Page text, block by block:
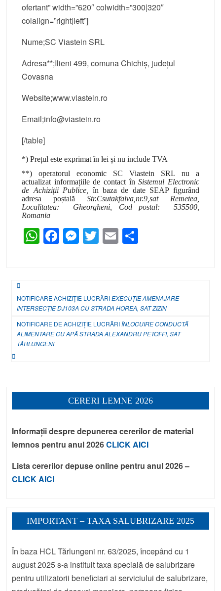
ofertant” width=”620″ colwidth=”300|320″
colalign=”right|left”]
Nume;SC Viastein SRL
Adresa**;Ilieni 499, comuna Chichiș, județul
Covasna
Website;www.viastein.ro
Email;info@viastein.ro
[/table]
*) Prețul este exprimat în lei și nu include TVA
**) operatorul economic SC Viastein SRL nu a
actualizat informațiile de contact înSistemul Electronic
de Achiziții Publice,în baza de date SEAP figurând
adresa poștală Str.Csutakfalva,nr.9,sat Remetea,
Localitatea:
Gheorgheni, Cod postal: 535500,
Romania
W
h
A
p
p
F
a
b
o
o
M
e
n
g
er
T
wi
E
m
a
z
ă
Navigare
în
articole
NOTIFICARE ACHIZIȚIE LUCRĂRIEXECUȚIE AMENAJARE
INTERSECȚIE DJ103A CU STRADA HOREA, SAT ZIZIN
NOTIFICARE DE ACHIZIȚIE LUCRĂRIÎNLOCUIRE CONDUCTĂ
ALIMENTARE CU APĂ STRADA ALEXANDRU PETOFFI, SAT
TĂRLUNGENI
CERERI LEMNE 2026
Informații despre depunerea cererilor de material
lemnos pentru anul 2026CLICK AICI
Lista cererilor depuse online pentru anul 2026 –
CLICK AICI
IMPORTANT – TAXA SALUBRIZARE 2025
În baza HCL Tărlungeni nr. 63/2025, începând cu 1
august 2025 s-a instituit taxa specială de salubrizare
pentru utilizatorii beneficiari ai serviciului de salubrizare,